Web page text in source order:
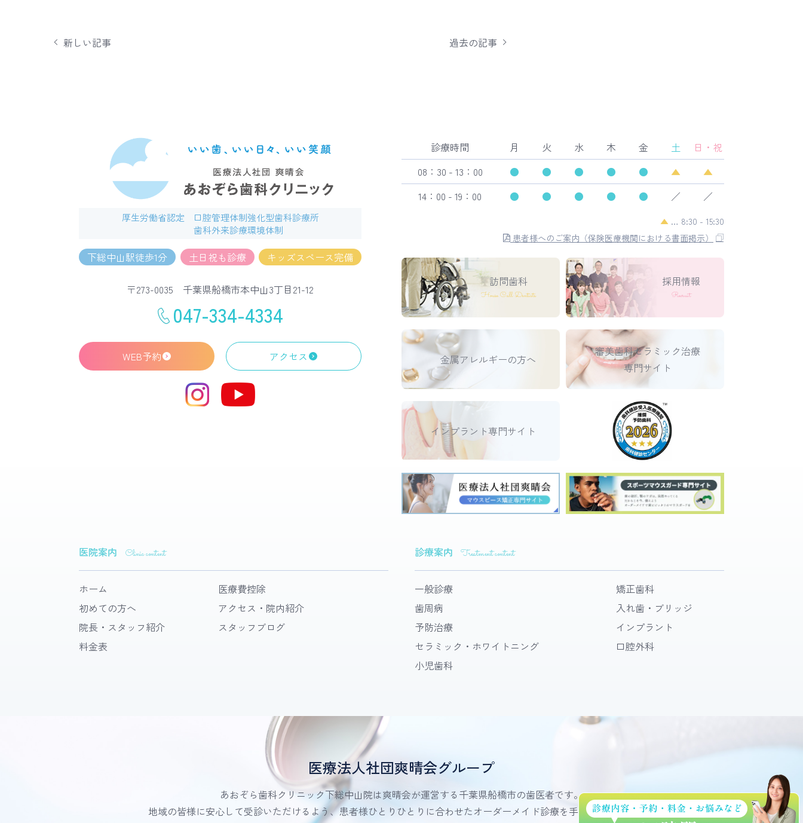
新しい記事 過去の記事
厚生労働省認定
口腔管理体制強化型歯科診療所
歯科外来診療環境体制
下総中山駅徒歩1分 土日祝も診療 キッズスペース完備
〒273-0035 千葉県船橋市本中山3丁目21-12
047-334-4334
WEB予約 アクセス
診療時間 月 火 水 木 金 土 日 ・祝
08：30 - 13：00
● ● ● ● ● ▲
▲
14：00 - 19：00
● ● ● ● ● ／ ／
▲ … 8:30 - 15:30
患者様へのご案内（保険医療機関における書面掲示）
訪問歯科
House Call Dentists
採用情報
Recruit
金属アレルギーの方へ
審美歯科セラミック治療
専門サイト
インプラント専門サイト
医院案内 Clinic content
ホーム
医療費控除
初めての方へ
アクセス・院内紹介
院長・スタッフ紹介
スタッフブログ
料金表
診療案内 Treatment content
一般診療
矯正歯科
歯周病
入れ歯・ブリッジ
予防治療
インプラント
セラミック・ホワイトニング
口腔外科
小児歯科
医療法人社団爽晴会グループ
あおぞら歯科クリニック下総中山院は爽晴会が運営する千葉県船橋市の歯医者です。
地域の皆様に安心して受診いただけるよう、患者様ひとりひとりに合わせたオーダーメイド診療を手掛けております。